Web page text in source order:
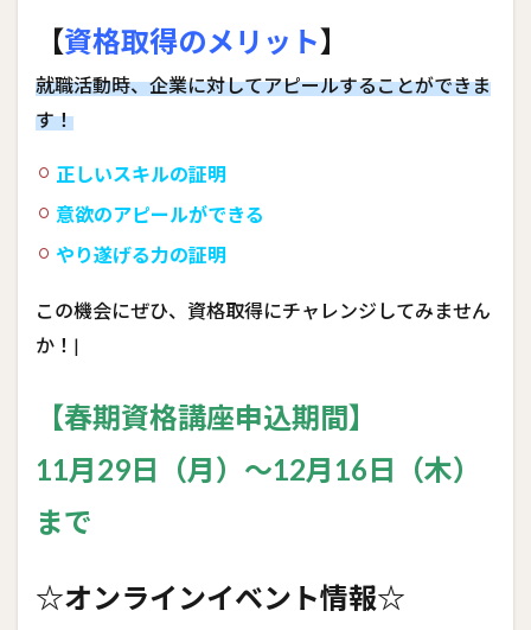
【資格取得のメリット】
就職活動時、企業に対してアピールすることができま
す！
正しいスキルの証明
意欲のアピールができる
やり遂げる力の証明
この機会にぜひ、資格取得にチャレンジしてみません
か！|
【春期資格講座申込期間】
11月29日（月）～12月16日（木）
まで
☆オンラインイベント情報☆